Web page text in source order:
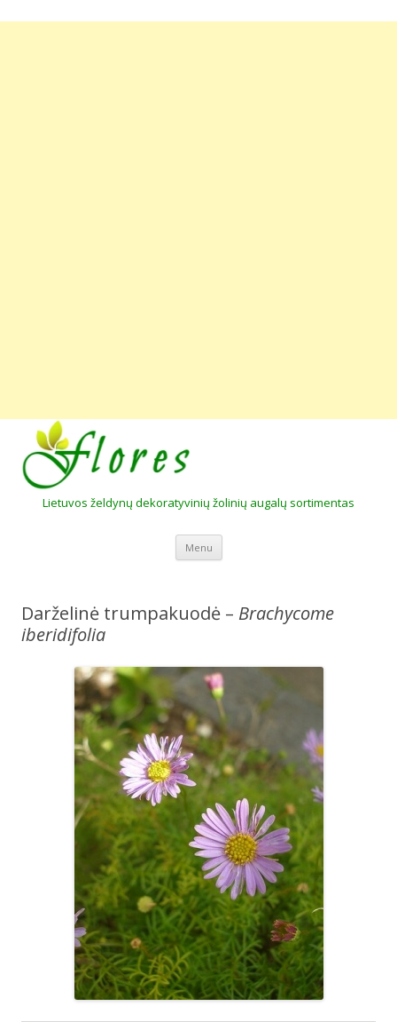
Lietuvos želdynų dekoratyvinių žolinių augalų sortimentas
Menu Skip to content
Darželinė trumpakuodė – Brachycome
iberidifolia